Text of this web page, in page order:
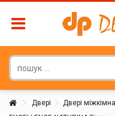
Двері Двері